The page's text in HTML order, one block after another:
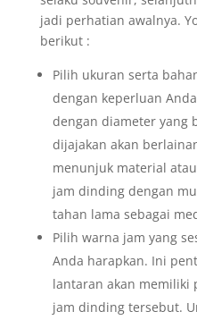
jadi perhatian awalnya.
berikut :
Pilih ukuran serta
dengan keperluan
dengan diameter yang
dijajakan akan
menunjuk material
jam dinding dengan
tahan lama sebagai
Pilih warna jam yang
Anda harapkan. Ini
lantaran akan memiliki
jam dinding tersebut.